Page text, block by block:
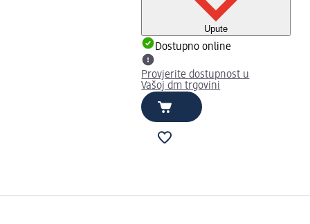
Upute
Dostupno online
Provjerite dostupnost u
Vašoj dm trgovini